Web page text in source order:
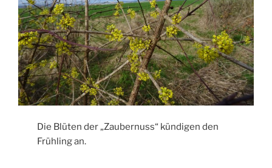
Die Blüten der „Zaubernuss“ kündigen den
Frühling an.